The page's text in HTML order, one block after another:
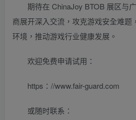
期待在 ChinaJoy BTOB 展区与
商展开深入交流，攻克游戏安全难题
环境，推动游戏行业健康发展。
欢迎免费申请试用：
https：//www.fair-guard.com
或随时联系：